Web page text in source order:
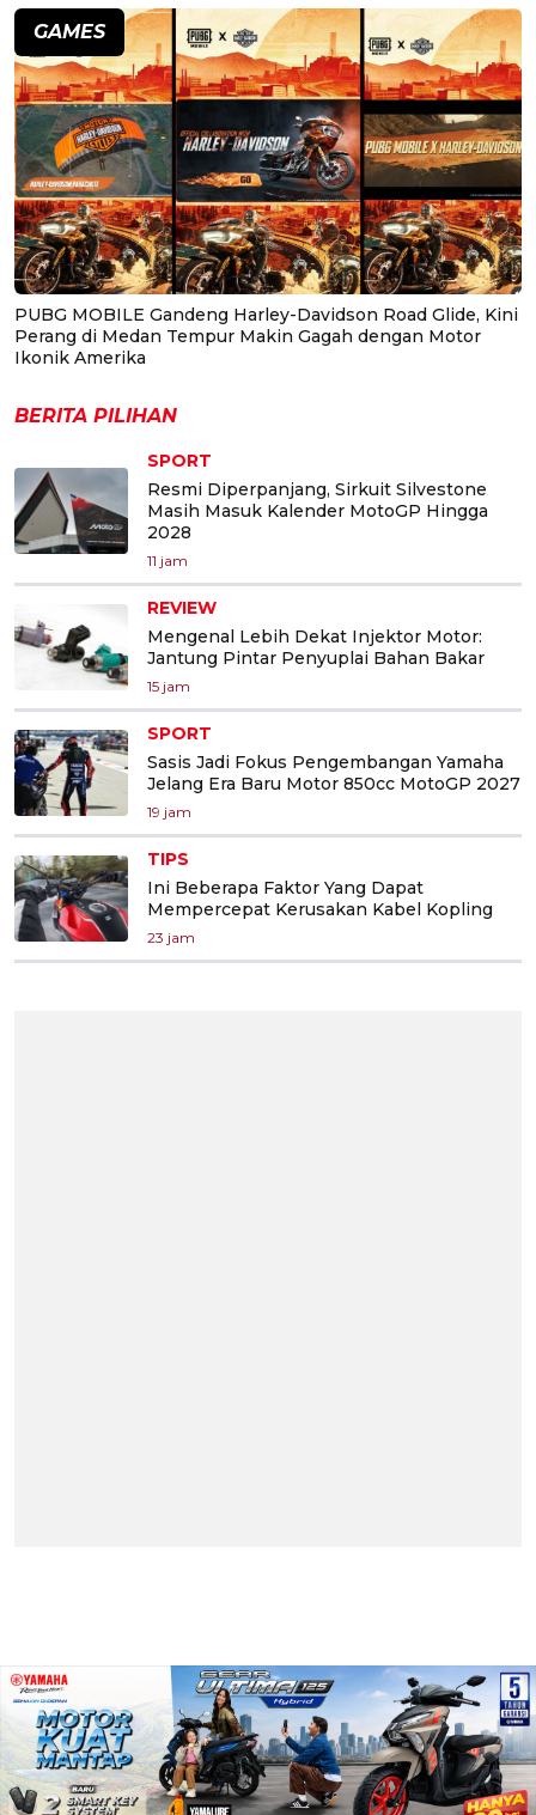
GAMES
PUBG MOBILE Gandeng Harley-Davidson Road Glide, Kini
Perang di Medan Tempur Makin Gagah dengan Motor
Ikonik Amerika
BERITA PILIHAN
SPORT
Resmi Diperpanjang, Sirkuit Silvestone
Masih Masuk Kalender MotoGP Hingga
2028
11 jam
REVIEW
Mengenal Lebih Dekat Injektor Motor:
Jantung Pintar Penyuplai Bahan Bakar
15 jam
SPORT
Sasis Jadi Fokus Pengembangan Yamaha
Jelang Era Baru Motor 850cc MotoGP 2027
19 jam
TIPS
Ini Beberapa Faktor Yang Dapat
Mempercepat Kerusakan Kabel Kopling
23 jam